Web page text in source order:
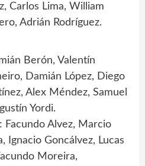
Carlos Lima, William
Adrián Rodríguez.
Berón, Valentín
Damián López, Diego
Alex Méndez, Samuel
Yordi.
Facundo Alvez, Marcio
Ignacio Goncálvez, Lucas
Moreira,